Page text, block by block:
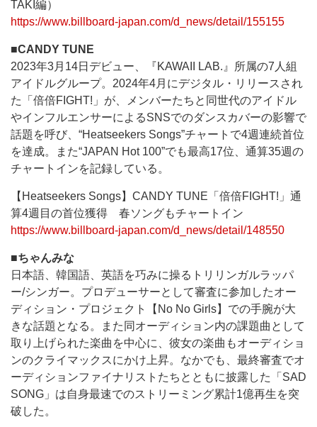
TAKI編）
https://www.billboard-japan.com/d_news/detail/155155
■CANDY TUNE
2023年3月14日デビュー、『KAWAII LAB.』所属の7人組
アイドルグループ。2024年4月にデジタル・リリースされ
た「倍倍FIGHT!」が、メンバーたちと同世代のアイドル
やインフルエンサーによるSNSでのダンスカバーの影響で
話題を呼び、“Heatseekers Songs”チャートで4週連続首位
を達成。また“JAPAN Hot 100”でも最高17位、通算35週の
チャートインを記録している。
【Heatseekers Songs】CANDY TUNE「倍倍FIGHT!」通
算4週目の首位獲得 春ソングもチャートイン
https://www.billboard-japan.com/d_news/detail/148550
■ちゃんみな
日本語、韓国語、英語を巧みに操るトリリンガルラッパ
ー/シンガー。プロデューサーとして審査に参加したオー
ディション・プロジェクト【No No Girls】での手腕が大
きな話題となる。また同オーディション内の課題曲として
取り上げられた楽曲を中心に、彼女の楽曲もオーディショ
ンのクライマックスにかけ上昇。なかでも、最終審査でオ
ーディションファイナリストたちとともに披露した「SAD
SONG」は自身最速でのストリーミング累計1億再生を突
破した。